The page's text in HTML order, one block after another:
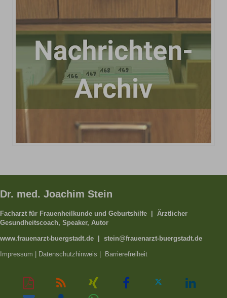
Dr. med. Joachim Stein
Facharzt für Frauenheilkunde und Geburtshilfe | Ärztlicher
Gesundheitscoach, Speaker, Autor
www.frauenarzt-buergstadt.de | stein@frauenarzt-buergstadt.de
Impressum Datenschutzhinweis Barrierefreiheit
RSS- Auf